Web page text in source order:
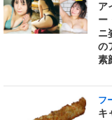
ア
ー
ニ
の
素
フ
キ